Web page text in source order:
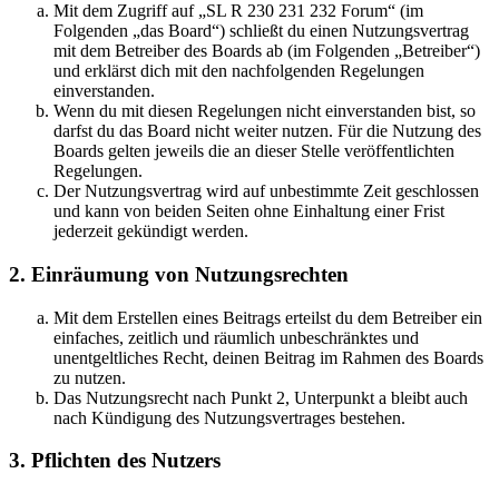
Mit dem Zugriff auf „SL R 230 231 232 Forum“ (im
Folgenden „das Board“) schließt du einen Nutzungsvertrag
mit dem Betreiber des Boards ab (im Folgenden „Betreiber“)
und erklärst dich mit den nachfolgenden Regelungen
einverstanden.
Wenn du mit diesen Regelungen nicht einverstanden bist, so
darfst du das Board nicht weiter nutzen. Für die Nutzung des
Boards gelten jeweils die an dieser Stelle veröffentlichten
Regelungen.
Der Nutzungsvertrag wird auf unbestimmte Zeit geschlossen
und kann von beiden Seiten ohne Einhaltung einer Frist
jederzeit gekündigt werden.
2. Einräumung von Nutzungsrechten
Mit dem Erstellen eines Beitrags erteilst du dem Betreiber ein
einfaches, zeitlich und räumlich unbeschränktes und
unentgeltliches Recht, deinen Beitrag im Rahmen des Boards
zu nutzen.
Das Nutzungsrecht nach Punkt 2, Unterpunkt a bleibt auch
nach Kündigung des Nutzungsvertrages bestehen.
3. Pflichten des Nutzers